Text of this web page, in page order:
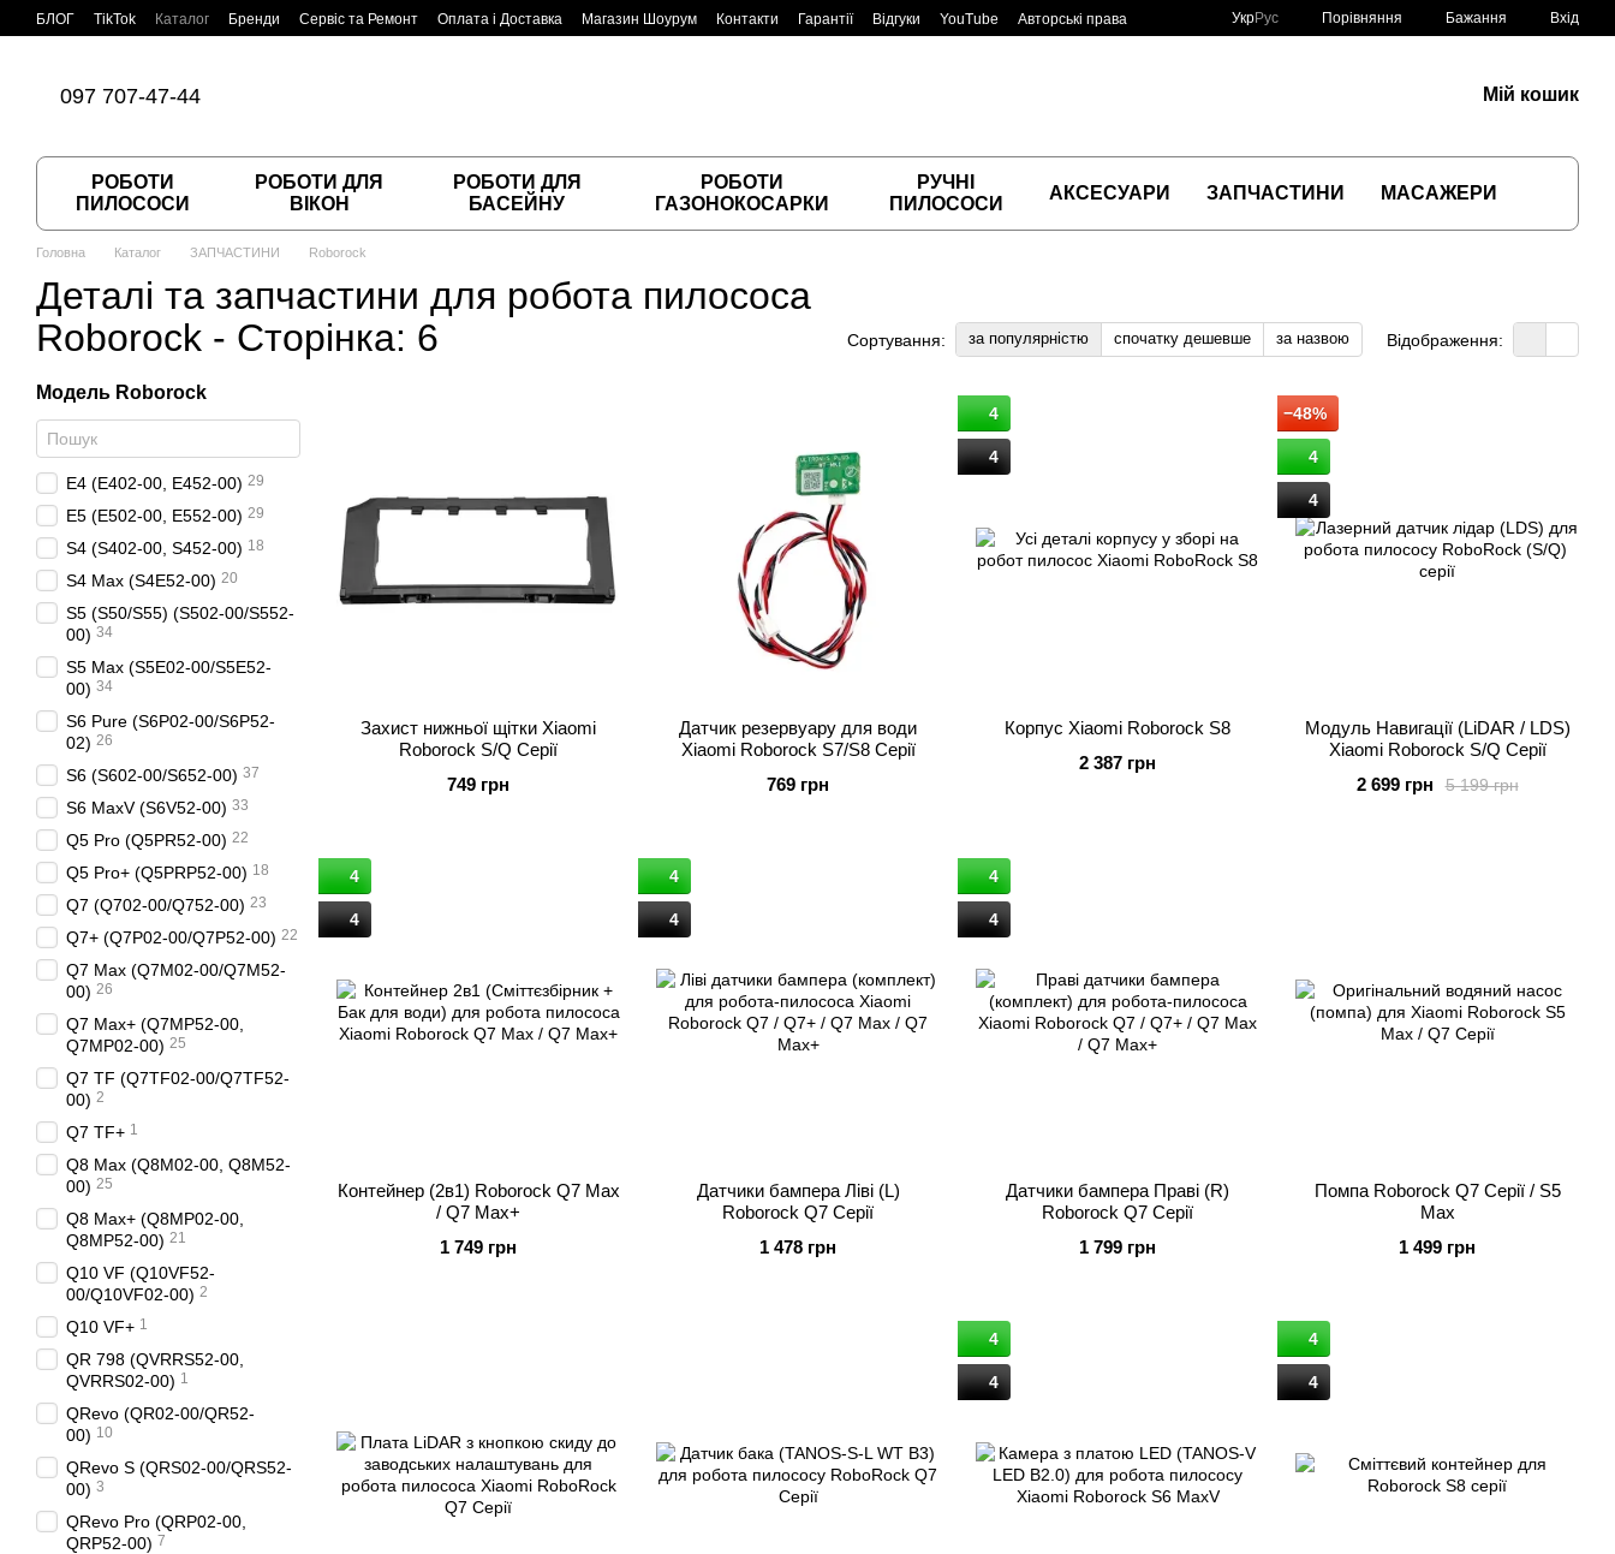
Перейти до основного контенту
БЛОГ TikTok Каталог Бренди Сервіс та Ремонт Оплата і Доставка Магазин Шоурум Контакти Гарантії Відгуки YouTube
Авторські права
УкрРус Порівняння Бажання Вхід
097 707-47-44 Мій кошик
РОБОТИ
ПИЛОСОСИ
РОБОТИ ДЛЯ
ВІКОН
РОБОТИ ДЛЯ
БАСЕЙНУ
РОБОТИ
ГАЗОНОКОСАРКИ
РУЧНІ
ПИЛОСОСИ
АКСЕСУАРИ ЗАПЧАСТИНИ МАСАЖЕРИ
Головна Каталог ЗАПЧАСТИНИ Roborock
Деталі та запчастини для робота пилососа
Roborock - Сторінка: 6
Сортування: за популярністю спочатку дешевше за назвою Відображення:
Захист нижньої щітки Xiaomi
Roborock S/Q Серії
749 грн
Датчик резервуару для води
Xiaomi Roborock S7/S8 Серії
769 грн
4
4
Корпус Xiaomi Roborock S8
2 387 грн
−48%
4
4
Модуль Навигації (LiDAR / LDS)
Xiaomi Roborock S/Q Серії
5 199 грн
2 699 грн
4
4
Контейнер (2в1) Roborock Q7 Max
/ Q7 Max+
1 749 грн
4
4
Датчики бампера Ліві (L)
Roborock Q7 Серії
1 478 грн
4
4
Датчики бампера Праві (R)
Roborock Q7 Серії
1 799 грн
Помпа Roborock Q7 Серії / S5
Max
1 499 грн
4
4
4
4
Модель Roborock
E4 (E402-00, E452-00) 29
E5 (E502-00, E552-00) 29
S4 (S402-00, S452-00) 18
S4 Max (S4E52-00) 20
S5 (S50/S55) (S502-00/S552-
00) 34
S5 Max (S5E02-00/S5E52-
00) 34
S6 Pure (S6P02-00/S6P52-
02) 26
S6 (S602-00/S652-00) 37
S6 MaxV (S6V52-00) 33
Q5 Pro (Q5PR52-00) 22
Q5 Pro+ (Q5PRP52-00) 18
Q7 (Q702-00/Q752-00) 23
Q7+ (Q7P02-00/Q7P52-00) 22
Q7 Max (Q7M02-00/Q7M52-
00) 26
Q7 Max+ (Q7MP52-00,
Q7MP02-00) 25
Q7 TF (Q7TF02-00/Q7TF52-
00) 2
Q7 TF+ 1
Q8 Max (Q8M02-00, Q8M52-
00) 25
Q8 Max+ (Q8MP02-00,
Q8MP52-00) 21
Q10 VF (Q10VF52-
00/Q10VF02-00) 2
Q10 VF+ 1
QR 798 (QVRRS52-00,
QVRRS02-00) 1
QRevo (QR02-00/QR52-
00) 10
QRevo S (QRS02-00/QRS52-
00) 3
QRevo Pro (QRP02-00,
QRP52-00) 7